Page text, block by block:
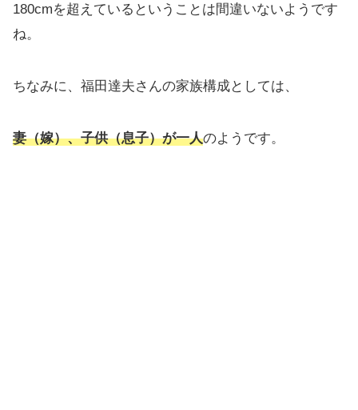
180cmを超えているということは間違いないようです
ね。
ちなみに、福田達夫さんの家族構成としては、
妻（嫁）、子供（息子）が一人のようです。